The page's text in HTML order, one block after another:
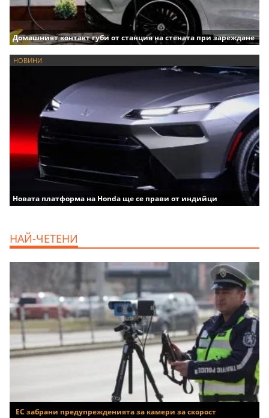
Домашният контакт губи от станция на стената при зареждане
НОВИНИ
Новата платформа на Honda ще се прави от индийци
НАЙ-ЧЕТЕНИ
ЕС забрани предупрежденията за камери за скорост